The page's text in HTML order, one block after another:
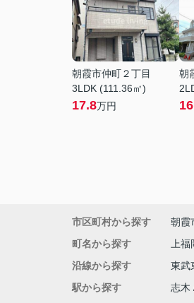
朝霞市仲町２丁目
3LDK (111.36㎡)
17.8万円
朝
市区町村から探す 朝霞
町名から探す
上福
沿線から探す
東武
駅から探す
志木